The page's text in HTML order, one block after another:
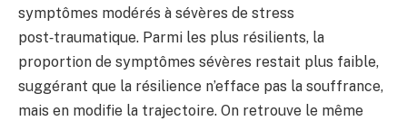
symptômes modérés à sévères de stress
post‑traumatique. Parmi les plus résilients, la
proportion de symptômes sévères restait plus faible,
suggérant que la résilience n’efface pas la souffrance,
mais en modifie la trajectoire. On retrouve le même